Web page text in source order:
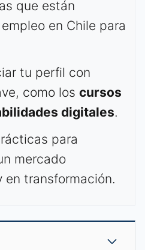
que están
en Chile para
tu perfil con
como los cursos
digitales.
para
mercado
en transformación.